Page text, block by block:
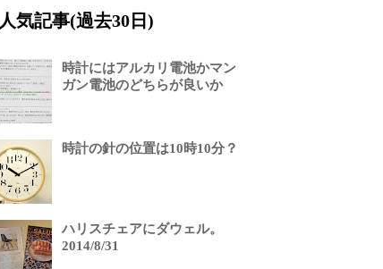
人気記事(過去30日)
時計にはアルカリ電池かマン
ガン電池のどちらが良いか
時計の針の位置は10時10分？
ハリスチェアにダウェル。
2014/8/31